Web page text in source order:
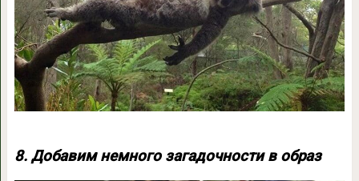
8. Добавим немного загадочности в образ